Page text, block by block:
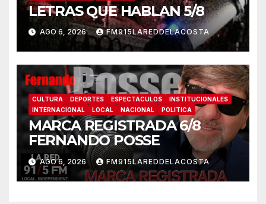
LETRAS QUE HABLAN 5/8
AGO 6, 2026 FM915LAREDDELACOSTA
CULTURA DEPORTES ESPECTACULOS
INSTITUCIONALES
INTERNACIONAL
LOCAL NACIONAL POLITICA
MARCA REGISTRADA 6/8
FERNANDO POSSE
AGO 6, 2026 FM915LAREDDELACOSTA